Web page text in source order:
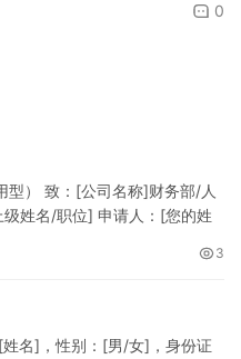
0
型） 致：[公司名称]财务部/人
姓名/职位] 申请人：[您的姓
3
名]，性别：[男/女]，身份证